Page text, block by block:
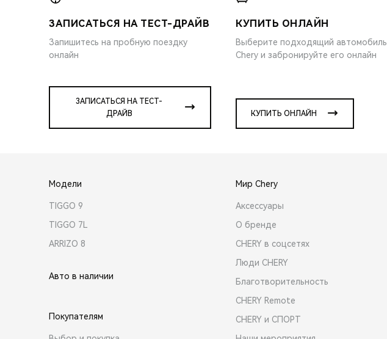
ЗАПИСАТЬСЯ НА ТЕСТ-ДРАЙВ
Запишитесь на пробную поездку
онлайн
ЗАПИСАТЬСЯ НА ТЕСТ-
ДРАЙВ
КУПИТЬ ОНЛАЙН
Выберите подходящий автомобиль
Chery и забронируйте его онлайн
КУПИТЬ ОНЛАЙН
Модели
TIGGO 9
TIGGO 7L
ARRIZO 8
Авто в наличии
Покупателям
Мир Chery
Аксессуары
О бренде
CHERY в соцсетях
Люди CHERY
Благотворительность
CHERY Remote
CHERY и СПОРТ